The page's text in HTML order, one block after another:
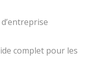
complet pour les